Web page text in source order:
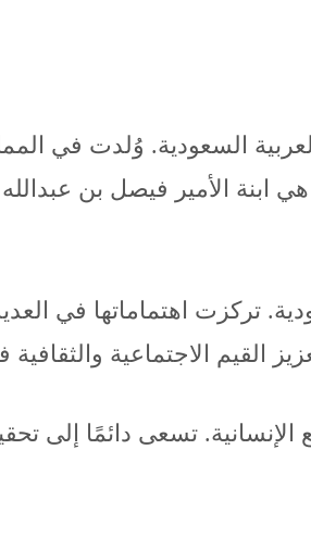
السعودية. وُلدت في
ابنة الأمير فيصل بن
تركزت اهتماماتها في
القيم الاجتماعية والثقافية
تسعى دائمًا إلى